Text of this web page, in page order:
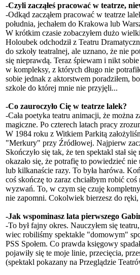
-Czyli zacząłeś pracować w teatrze,
-Odkąd zacząłem pracować w teatrze
południa, jechałem do Krakowa lub
W krótkim czasie zobaczyłem dużo
Holoubek odchodził z Teatru
do szkoły teatralnej, ale uznano, że nie
się nieprawdą. Teraz śpiewam i nikt
w kompleksy, z których długo nie
sobie jednak z aktorstwem poradziłem,
szkole do której mnie nie przyjęli...
-Co zauroczyło Cię w teatrze lalek?
-Cała poetyka teatru animacji, że można
magiczne. Po czterech latach pracy
W 1984 roku z Witkiem Parkitą
"Merkury" przy Źródłowej. Najpierw
Skończyło się tak, że ten spektakl stał
okazało się, że potrafię to powiedzieć
lub kilkanaście razy. To była harówa.
coś skończę to zaraz chciałbym robić
wyzwań. To, w czym się czuję
nie zapomni. Cokolwiek bierzesz do
-Jak wspominasz lata pierwszego
-To był fajny okres. Nauczyłem się
wiec robiliśmy spektakle "domowym"
PSS Społem. Co prawda księgowy
pojawiły się te moje linie, przecięcia,
(spektakl pokazany na Przeglądzie